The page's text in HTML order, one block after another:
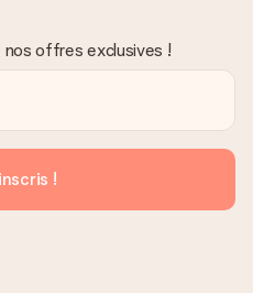
nos offres exclusives !
!